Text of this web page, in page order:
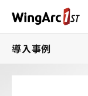
導入事例